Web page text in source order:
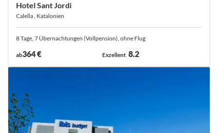
Hotel Sant Jordi
Calella , Katalonien
8 Tage, 7 Übernachtungen (Vollpension), ohne Flug
ab364 € Bewertung:
Exzellent 8.2